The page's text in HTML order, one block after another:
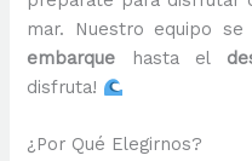
mar. Nuestro equipo
embarque hasta el
disfruta!
¿Por Qué Elegirnos?